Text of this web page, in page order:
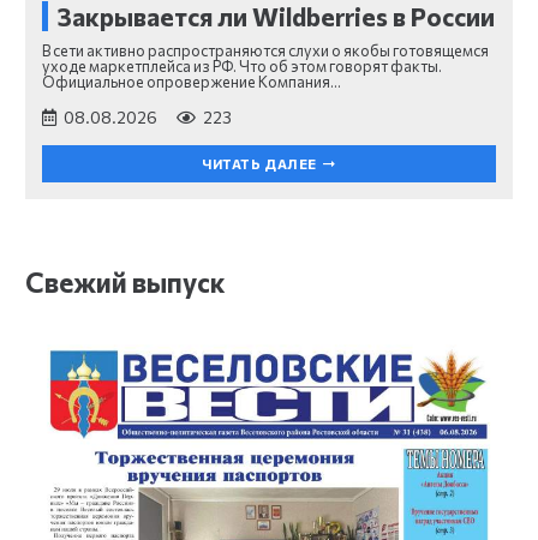
Закрывается ли Wildberries в России
В сети активно распространяются слухи о якобы готовящемся
уходе маркетплейса из РФ. Что об этом говорят факты.
Официальное опровержение Компания…
08.08.2026 223
ЧИТАТЬ ДАЛЕЕ
Свежий выпуск